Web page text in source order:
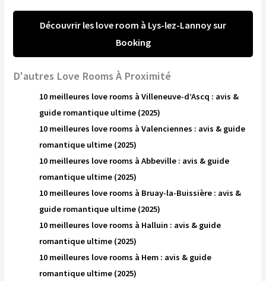
Découvrir les love room à Lys-lez-Lannoy sur
Booking
D'autres Love Rooms À Proximité
10 meilleures love rooms à Villeneuve-d’Ascq : avis &
guide romantique ultime (2025)
10 meilleures love rooms à Valenciennes : avis & guide
romantique ultime (2025)
10 meilleures love rooms à Abbeville : avis & guide
romantique ultime (2025)
10 meilleures love rooms à Bruay-la-Buissière : avis &
guide romantique ultime (2025)
10 meilleures love rooms à Halluin : avis & guide
romantique ultime (2025)
10 meilleures love rooms à Hem : avis & guide
romantique ultime (2025)